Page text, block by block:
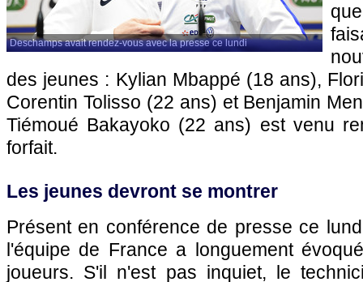
Deschamps avait rendez-vous avec la presse ce lundi
des jeunes : Kylian Mbappé (18 ans),
Corentin Tolisso (22 ans) et Benjamin
Tiémoué Bakayoko (22 ans) est venu
forfait.
Les jeunes devront se montrer
Présent en conférence de presse ce
l'équipe de France a longuement
joueurs. S'il n'est pas inquiet, le